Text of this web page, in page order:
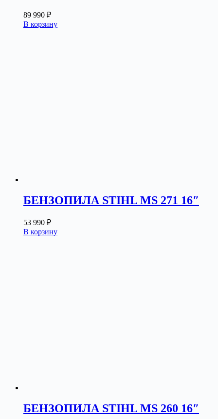
89 990 ₽
В корзину
БЕНЗОПИЛА STIHL MS 271 16″
53 990 ₽
В корзину
БЕНЗОПИЛА STIHL MS 260 16″